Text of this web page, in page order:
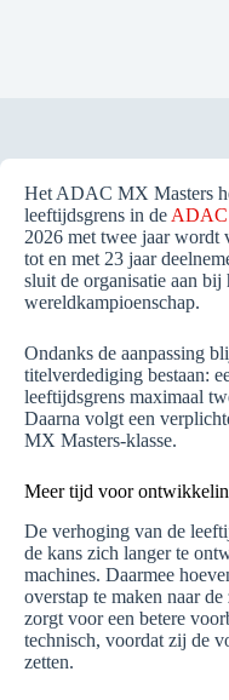
Het ADAC MX Masters
leeftijdsgrens in de ADAC
2026 met twee jaar wordt
tot en met 23 jaar
sluit de organisatie aan
wereldkampioenschap.
Ondanks de aanpassing
titelverdediging bestaan:
leeftijdsgrens maximaal
Daarna volgt een
MX Masters-klasse.
Meer tijd voor
De verhoging van de
de kans zich langer te
machines. Daarmee
overstap te maken naar
zorgt voor een betere
technisch, voordat zij de
zetten.